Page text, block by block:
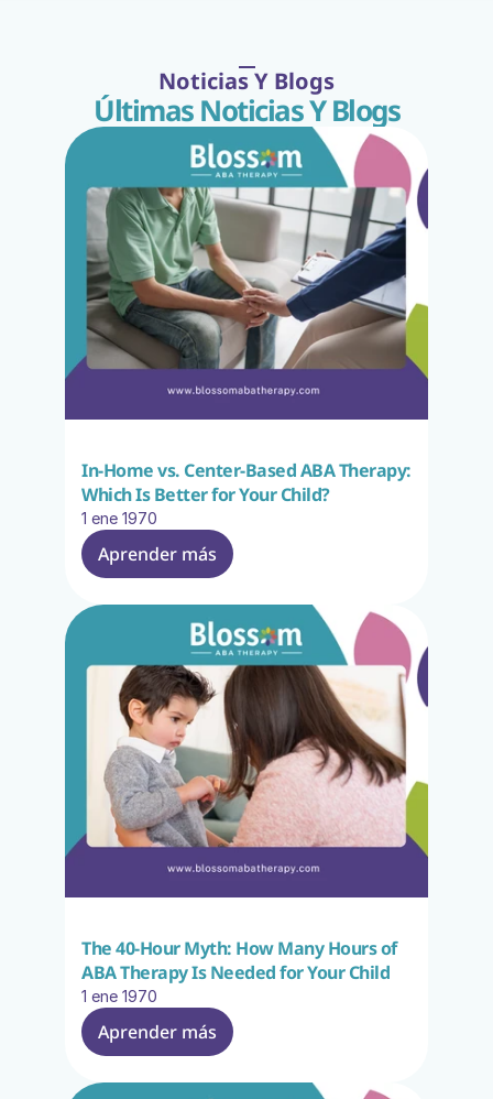
Noticias Y Blogs
Últimas Noticias Y Blogs
In-Home vs. Center-Based ABA Therapy:
Which Is Better for Your Child?
1 ene 1970
Aprender más
The 40-Hour Myth: How Many Hours of
ABA Therapy Is Needed for Your Child
1 ene 1970
Aprender más